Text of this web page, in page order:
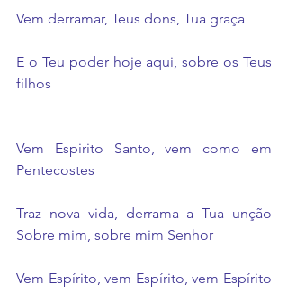
Vem derramar, Teus dons, Tua graça
E o Teu poder hoje aqui, sobre os Teus
filhos
Vem Espirito Santo, vem como em
Pentecostes
Traz nova vida, derrama a Tua unção
Sobre mim, sobre mim Senhor
Vem Espírito, vem Espírito, vem Espírito